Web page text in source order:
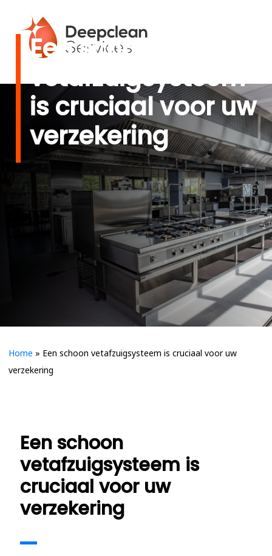
Een schoon
vetafzuigsysteem
is cruciaal voor uw
verzekering
Home » Een schoon vetafzuigsysteem is cruciaal voor uw
verzekering
Een schoon
vetafzuigsysteem is
cruciaal voor uw
verzekering